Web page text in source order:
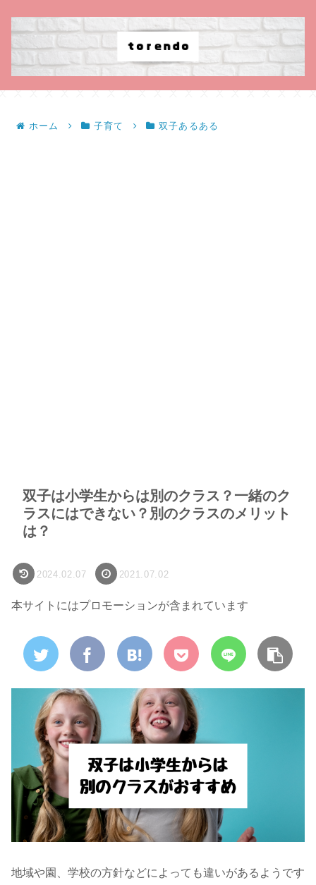
ホーム 子育て 双子あるある
双子は小学生からは別のクラス？一緒のク
ラスにはできない？別のクラスのメリット
は？
2024.02.07 2021.07.02
本サイトにはプロモーションが含まれています
地域や園、学校の方針などによっても違いがあるようです